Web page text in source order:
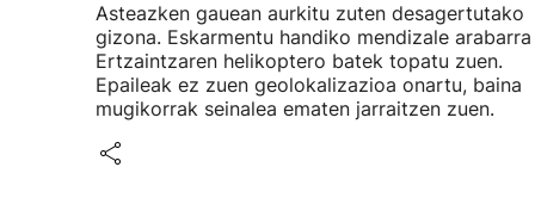
Asteazken gauean aurkitu zuten desagertutako
gizona. Eskarmentu handiko mendizale arabarra
Ertzaintzaren helikoptero batek topatu zuen.
Epaileak ez zuen geolokalizazioa onartu, baina
mugikorrak seinalea ematen jarraitzen zuen.